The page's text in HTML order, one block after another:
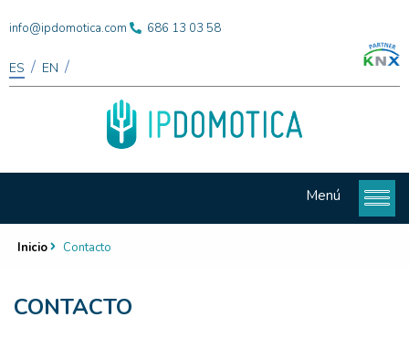
info@ipdomotica.com 686 13 03 58
ES / EN /
Menú
Inicio Contacto
CONTACTO